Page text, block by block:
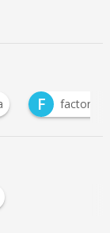
F factory